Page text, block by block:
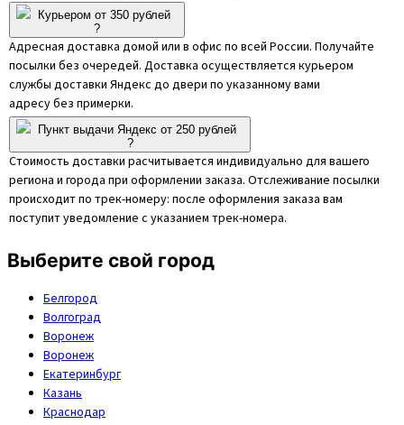
Курьером от 350 рублей
?
Адресная доставка домой или в офис по всей России. Получайте
посылки без очередей. Доставка осуществляется курьером
службы доставки Яндекс до двери по указанному вами
адресу без примерки.
Пункт выдачи Яндекс от 250 рублей
?
Стоимость доставки расчитывается индивидуально для вашего
региона и города при оформлении заказа. Отслеживание посылки
происходит по трек-номеру: после оформления заказа вам
поступит уведомление с указанием трек-номера.
Выберите свой город
Белгород
Волгоград
Воронеж
Воронеж
Екатеринбург
Казань
Краснодар